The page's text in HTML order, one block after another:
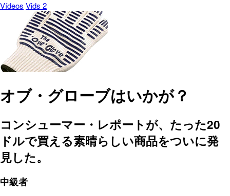
Vídeos Vids 2
オブ・グローブはいかが？
コンシューマー・レポートが、たった20
ドルで買える素晴らしい商品をついに発
見した。
中級者